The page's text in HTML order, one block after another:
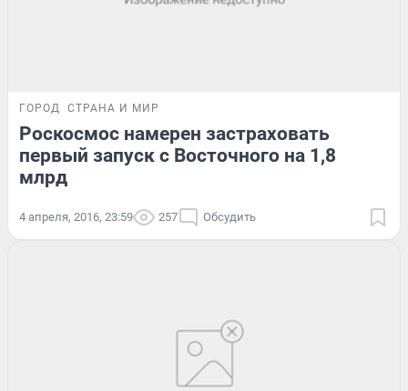
ГОРОД СТРАНА И МИР
Роскосмос намерен застраховать
первый запуск с Восточного на 1,8
млрд
4 апреля, 2016, 23:59 257 Обсудить